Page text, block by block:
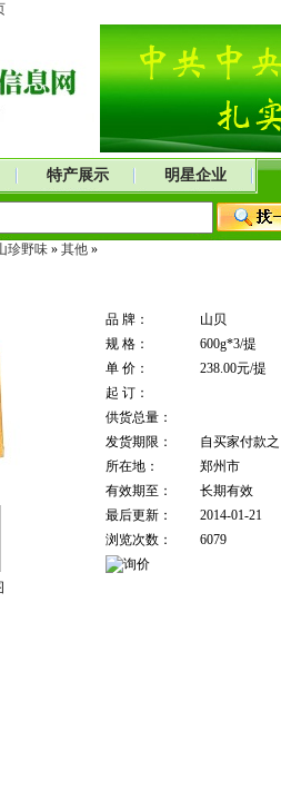
特产展示 明星企业
珍野味 » 其他 »
品 牌：
山贝
规 格：
600g*3/提
单 价：
238.00元/提
起 订：
供货总量：
发货期限：
自买家付款
所在地：
郑州市
有效期至：
长期有效
最后更新：
2014-01-21
浏览次数：
6079